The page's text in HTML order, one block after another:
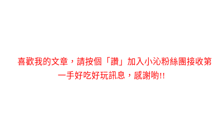
喜歡我的文章，請按個「讚」加入小沁粉絲團接收第
一手好吃好玩訊息，感謝喲!!